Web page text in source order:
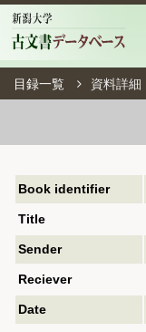
目録一覧 資料詳細
Book identifier
Title
Sender
Reciever
Date